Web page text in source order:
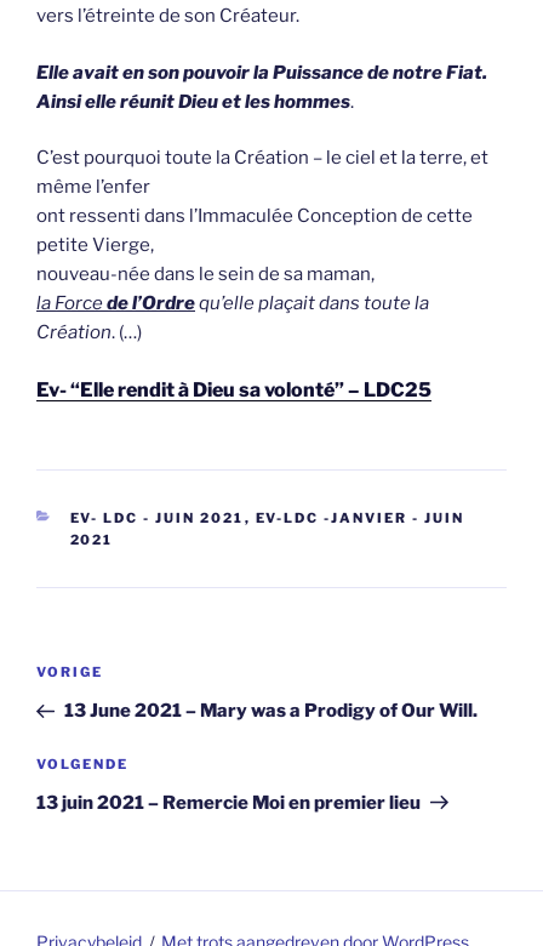
vers l’étreinte de son Créateur.
Elle avait en son pouvoir la Puissance de notre Fiat.
Ainsi elle réunit Dieu et les hommes.
C’est pourquoi toute la Création – le ciel et la terre, et
même l’enfer
ont ressenti dans l’Immaculée Conception de cette
petite Vierge,
nouveau-née dans le sein de sa maman,
la Forcede l’Ordrequ’elle plaçait dans toute la
Création. (…)
Ev- “Elle rendit à Dieu sa volonté” – LDC25
CATEGORIEËN
EV- LDC - JUIN 2021 , EV-LDC -JANVIER - JUIN
2021
Berichtnavigatie
Vorig
bericht
VORIGE
13 June 2021 – Mary was a Prodigy of Our Will.
Volgend
bericht
VOLGENDE
13 juin 2021 – Remercie Moi en premier lieu
Privacybeleid Met trots aangedreven door WordPress